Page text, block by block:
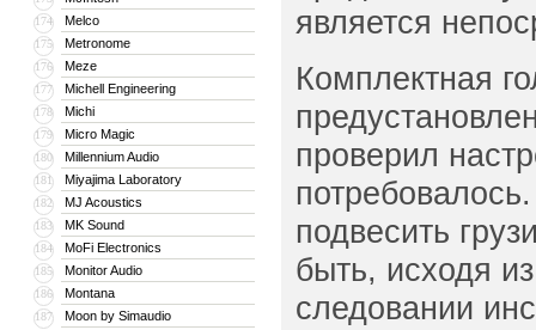
174 Melco
175 Metronome
176 Meze
177 Michell Engineering
178 Michi
179 Micro Magic
180 Millennium Audio
181 Miyajima Laboratory
182 MJ Acoustics
183 MK Sound
184 MoFi Electronics
185 Monitor Audio
186 Montana
187 Moon by Simaudio
является
Комплектная
проверил
подвесить
быть, исходя
следовании